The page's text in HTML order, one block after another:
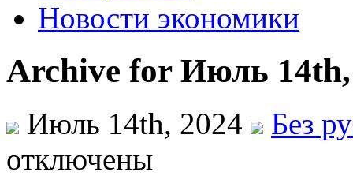
Новости экономики
Archive for Июль 14th,
Июль 14th, 2024
Без
отключены